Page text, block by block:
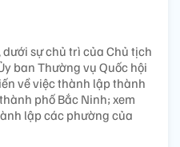
sự chủ trì của Chủ tịch
ban Thường vụ Quốc hội
về việc thành lập thành
phố Bắc Ninh; xem
lập các phường của